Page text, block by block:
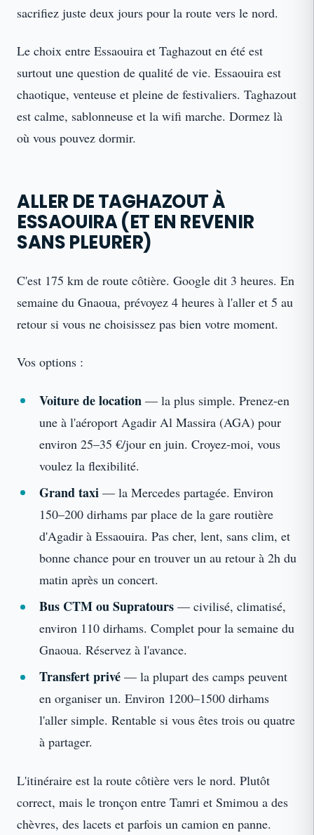
sacrifiez juste deux jours pour la route vers le nord.
Le choix entre Essaouira et Taghazout en été est
surtout une question de qualité de vie. Essaouira est
chaotique, venteuse et pleine de festivaliers. Taghazout
est calme, sablonneuse et la wifi marche. Dormez là
où vous pouvez dormir.
ALLER DE TAGHAZOUT À
ESSAOUIRA (ET EN REVENIR
SANS PLEURER)
C'est 175 km de route côtière. Google dit 3 heures. En
semaine du Gnaoua, prévoyez 4 heures à l'aller et 5 au
retour si vous ne choisissez pas bien votre moment.
Vos options :
Voiture de location — la plus simple. Prenez-en
une à l'aéroport Agadir Al Massira (AGA) pour
environ 25–35 €/jour en juin. Croyez-moi, vous
voulez la flexibilité.
Grand taxi — la Mercedes partagée. Environ
150–200 dirhams par place de la gare routière
d'Agadir à Essaouira. Pas cher, lent, sans clim, et
bonne chance pour en trouver un au retour à 2h du
matin après un concert.
Bus CTM ou Supratours — civilisé, climatisé,
environ 110 dirhams. Complet pour la semaine du
Gnaoua. Réservez à l'avance.
Transfert privé — la plupart des camps peuvent
en organiser un. Environ 1200–1500 dirhams
l'aller simple. Rentable si vous êtes trois ou quatre
à partager.
L'itinéraire est la route côtière vers le nord. Plutôt
correct, mais le tronçon entre Tamri et Smimou a des
chèvres, des lacets et parfois un camion en panne.